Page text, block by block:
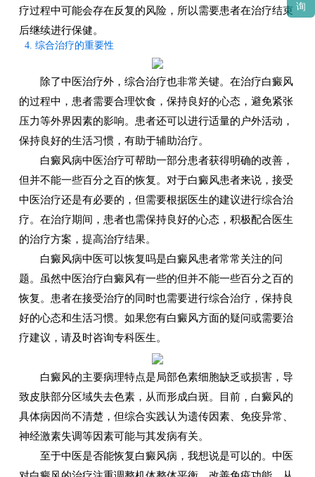
疗过程中可能会存在反复的风险，所以需要患者在治疗结束
后继续进行保健。
4. 综合治疗的重要性
除了中医治疗外，综合治疗也非常关键。在治疗白癜风
的过程中，患者需要合理饮食，保持良好的心态，避免紧张
压力等外界因素的影响。患者还可以进行适量的户外活动，
保持良好的生活习惯，有助于辅助治疗。
白癜风病中医治疗可帮助一部分患者获得明确的改善，
但并不能一些百分之百的恢复。对于白癜风患者来说，接受
中医治疗还是有必要的，但需要根据医生的建议进行综合治
疗。在治疗期间，患者也需保持良好的心态，积极配合医生
的治疗方案，提高治疗结果。
白癜风病中医可以恢复吗是白癜风患者常常关注的问
题。虽然中医治疗白癜风有一些的但并不能一些百分之百的
恢复。患者在接受治疗的同时也需要进行综合治疗，保持良
好的心态和生活习惯。如果您有白癜风方面的疑问或需要治
疗建议，请及时咨询专科医生。
白癜风的主要病理特点是局部色素细胞缺乏或损害，导
致皮肤部分区域失去色素，从而形成白斑。目前，白癜风的
具体病因尚不清楚，但综合实践认为遗传因素、免疫异常、
神经激素失调等因素可能与其发病有关。
至于中医是否能恢复白癜风病，我想说是可以的。中医
询